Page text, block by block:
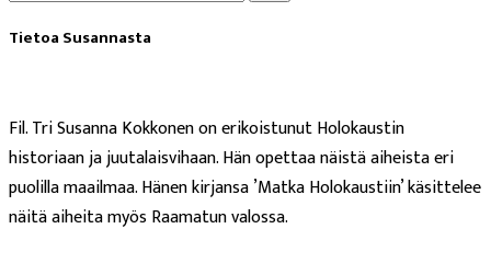
Tietoa Susannasta
Fil. Tri Susanna Kokkonen on erikoistunut Holokaustin
historiaan ja juutalaisvihaan. Hän opettaa näistä aiheista eri
puolilla maailmaa. Hänen kirjansa ’Matka Holokaustiin’ käsittelee
näitä aiheita myös Raamatun valossa.